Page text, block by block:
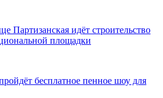
Партизанская идёт строительство
площадки
бесплатное пенное шоу для